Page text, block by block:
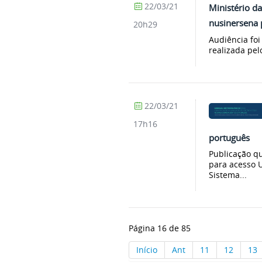
Ministério
nusinersena
Audiência
realizada
22/03/21
20h29
português
Publicação
para acesso
Sistema...
22/03/21
17h16
Página 16 de 85
Início
Ant 11 12 13